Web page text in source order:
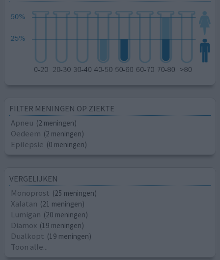
FILTER MENINGEN OP ZIEKTE
Apneu (2 meningen)
Oedeem (2 meningen)
Epilepsie (0 meningen)
VERGELIJKEN
Monoprost (25 meningen)
Xalatan (21 meningen)
Lumigan (20 meningen)
Diamox (19 meningen)
Dualkopt (19 meningen)
Toon alle...